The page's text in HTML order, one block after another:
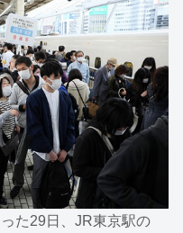
た29日、JR東京駅の